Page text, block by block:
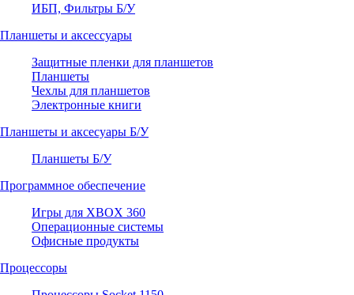
ИБП, Фильтры Б/У
Планшеты и аксессуары
Защитные пленки для планшетов
Планшеты
Чехлы для планшетов
Электронные книги
Планшеты и аксесуары Б/У
Планшеты Б/У
Программное обеспечение
Игры для XBOX 360
Операционные системы
Офисные продукты
Процессоры